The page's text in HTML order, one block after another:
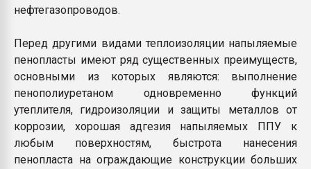
нефтегазопроводов.
Перед другими видами теплоизоляции напыляемые
пенопласты имеют ряд существенных преимуществ,
основными из которых являются: выполнение
пенополиуретаном одновременно функций
утеплителя, гидроизоляции и защиты металлов от
коррозии, хорошая адгезия напыляемых ППУ к
любым поверхностям, быстрота нанесения
пенопласта на ограждающие конструкции больших